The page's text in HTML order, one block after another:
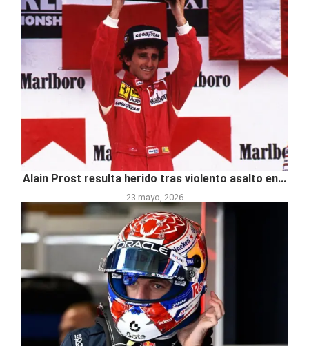
Alain Prost resulta herido tras violento asalto en...
23 mayo, 2026